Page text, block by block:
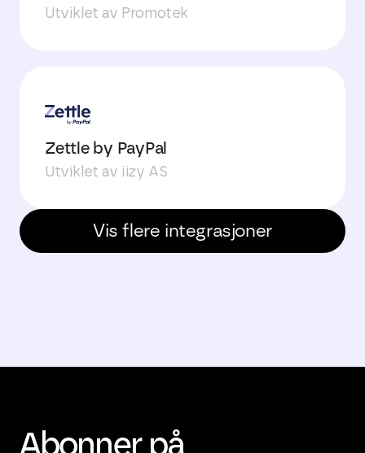
Utviklet av Promotek
Zettle by PayPal
Utviklet av iizy AS
Vis flere integrasjoner
Abonner på